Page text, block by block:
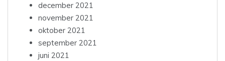
december 2021
november 2021
oktober 2021
september 2021
juni 2021